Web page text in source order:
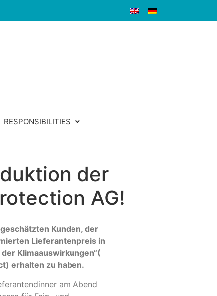
RESPONSIBILITIES
der
AG!
Kunden, der
Lieferantenpreis in
Klimaauswirkungen“(
erhalten zu haben.
am Abend